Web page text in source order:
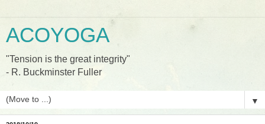
ACOYOGA
"Tension is the great integrity"
- R. Buckminster Fuller
▼